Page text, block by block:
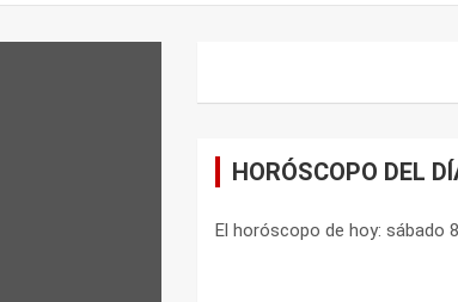
HORÓSCOPO DEL
El horóscopo de hoy: sábado